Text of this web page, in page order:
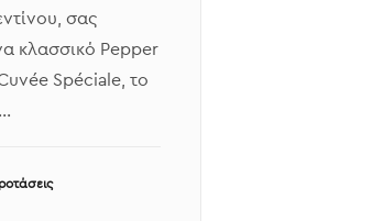
σας
κλασσικό Pepper
Spéciale, το